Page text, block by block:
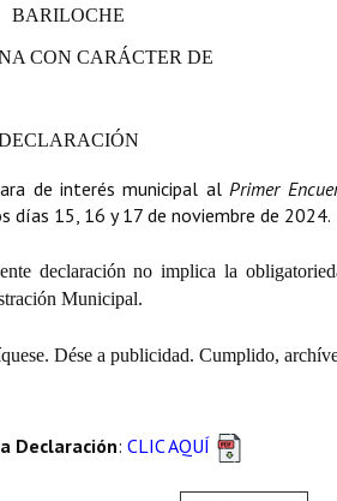
BARILOCHE
CON CARÁCTER DE
de interés municipal alPrimer
días 15, 16 y 17 de noviembre de 2024.
declaración no implica la
Municipal.
Dése a publicidad. Cumplido,
Declaración: CLIC AQUÍ